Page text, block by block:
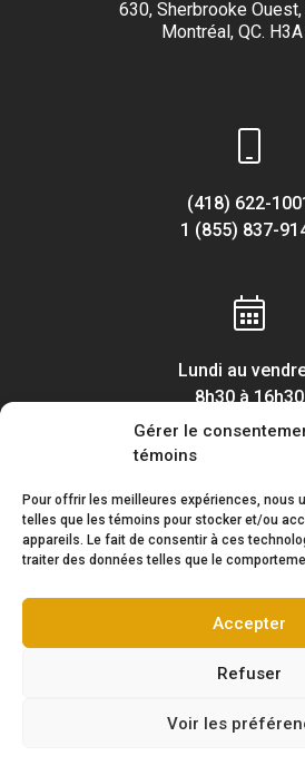
Gérer le
témoins
Pour offrir les meilleures expériences, nous
telles que les témoins pour stocker et/ou
appareils. Le fait de consentir à ces
traiter des données telles que le
Accepter
Refuser
Voir les
630, Sherbrooke
Montréal, QC.
(418) 622-
1 (855) 837-
Lundi au
8h30 à 16h30
Suivez-nous !